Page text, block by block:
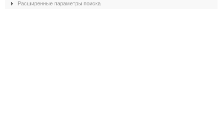
Расширенные параметры поиска